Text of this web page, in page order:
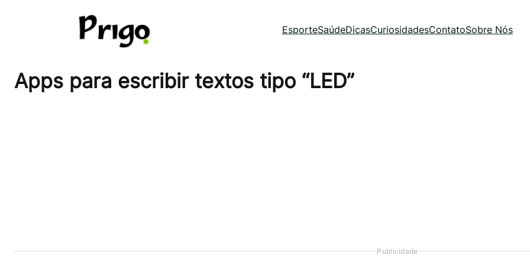
EsporteSaúdeDicasCuriosidadesContatoSobre Nós
Apps para escribir textos tipo “LED”
Publicidade